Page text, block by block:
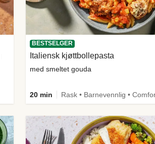
BESTSELGER
Italiensk kjøttbollepasta
med smeltet gouda
20 min